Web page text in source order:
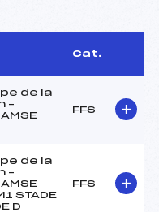
Cat.
de la
–
FFS
de la
–
STADE
D
FFS